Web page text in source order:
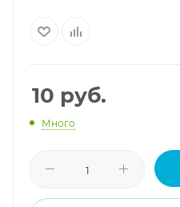
10 руб.
Много